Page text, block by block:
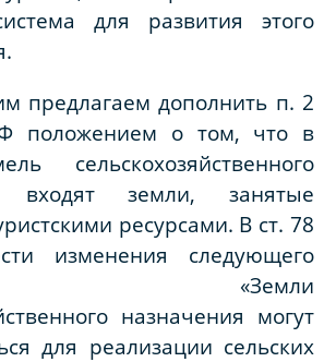
для развития этого
предлагаем дополнить п. 2
положением о том, что в
сельскохозяйственного
входят земли, занятые
ресурсами. В ст. 78
изменения следующего
«Земли
назначения могут
для реализации сельских